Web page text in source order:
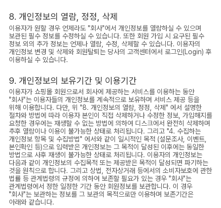
8. 개인정보의 열람, 정정, 삭제
이용자가 원할 경우 언제라도 "회사"에서 개인정보를 열람하실 수 있으며
보관된 필수 정보를 수정하실 수 있습니다. 또한 회원 가입 시 요구된 필수
정보 외의 추가 정보는 언제나 열람, 수정, 삭제할 수 있습니다. 이용자의
개인정보 변경 및 삭제와 회원탈퇴는 당사의 고객센터에서 로그인(Login) 후
이용하실 수 있습니다.
9. 개인정보의 보유기간 및 이용기간
이용자가 쇼핑몰 회원으로서 회사에 제공하는 서비스를 이용하는 동안
"회사"는 이용자들의 개인정보를 계속적으로 보유하며 서비스 제공 등을
위해 이용합니다. 다만, 위 "8. 개인정보의 열람, 정정, 삭제" 에서 설명한
절차와 방법에 따라 이용자 본인이 직접 삭제하거나 수정한 정보, 가입해지를
요청한 경우에는 재생할 수 없는 방법에 의하여 디스크에서 완전히 삭제하며
추후 열람이나 이용이 불가능한 상태로 처리됩니다. 그리고 "4. 수집하는
개인정보 항목 및 수집방법" 에서와 같이 일시적인 목적 (설문조사, 이벤트,
본인확인 등)으로 입력받은 개인정보는 그 목적이 달성된 이후에는 동일한
방법으로 사후 재생이 불가능한 상태로 처리됩니다. 이용자의 개인정보는
다음과 같이 개인정보의 수집목적 또는 제공받은 목적이 달성되면 파기하는
것을 원칙으로 합니다. 그리고 상법, 전자상거래 등에서의 소비자보호에 관한
법률 등 관계법령의 규정에 의하여 보존할 필요가 있는 경우 "회사"는
관계법령에서 정한 일정한 기간 동안 회원정보를 보관합니다. 이 경우
"회사"는 보관하는 정보를 그 보관의 목적으로만 이용하며 보존기간은
아래와 같습니다.